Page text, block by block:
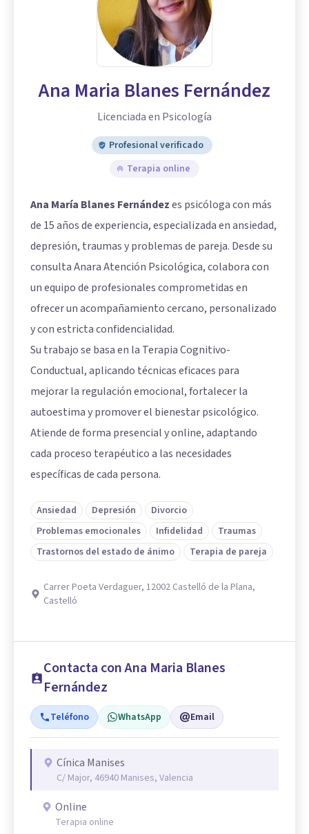
Ana Maria Blanes Fernández
Licenciada en Psicología
Profesional verificado
Terapia online
Ana María Blanes Fernándezes psicóloga con más
de 15 años de experiencia, especializada en ansiedad,
depresión, traumas y problemas de pareja. Desde su
consulta Anara Atención Psicológica, colabora con
un equipo de profesionales comprometidas en
ofrecer un acompañamiento cercano, personalizado
y con estricta confidencialidad.
Su trabajo se basa en la Terapia Cognitivo-
Conductual, aplicando técnicas eficaces para
mejorar la regulación emocional, fortalecer la
autoestima y promover el bienestar psicológico.
Atiende de forma presencial y online, adaptando
cada proceso terapéutico a las necesidades
específicas de cada persona.
Ansiedad Depresión
Divorcio
Problemas emocionales
Infidelidad
Traumas
Trastornos del estado de ánimo
Terapia de pareja
Carrer Poeta Verdaguer, 12002 Castelló de la Plana,
Castelló
Contacta con Ana Maria Blanes
Fernández
Teléfono WhatsApp Email
Cínica Manises
C/ Major, 46940 Manises, Valencia
Online
Terapia online